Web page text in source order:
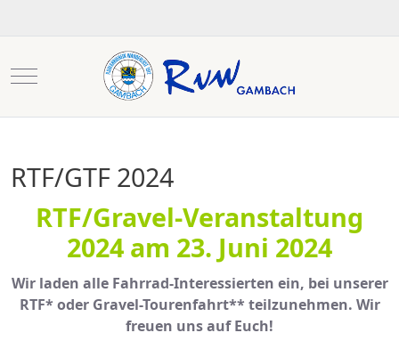
Mobile Menu Toggle
RTF/GTF 2024
RTF/Gravel-Veranstaltung
2024 am 23. Juni 2024
Wir laden alle Fahrrad-Interessierten ein, bei unserer
RTF* oder Gravel-Tourenfahrt** teilzunehmen. Wir
freuen uns auf Euch!